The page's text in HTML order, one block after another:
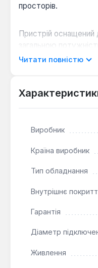
просторів.
Пристрій
загальною
розміщені в
покриття бака
блок керування
включаючи режим
води до
«Сухі» ТЕНи:
без спорожнення
Захист від
Читати повністю
Виробник
Країна виробник
Тип обладнання
Внутрішнє
Гарантія
Діаметр
Живлення